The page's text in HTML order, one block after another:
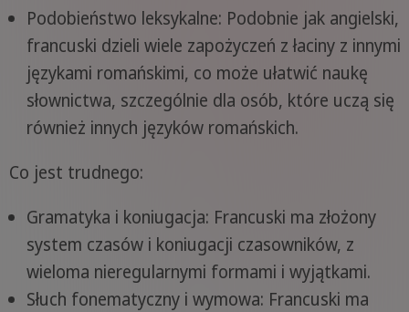
Podobieństwo leksykalne: Podobnie jak angielski,
francuski dzieli wiele zapożyczeń z łaciny z innymi
językami romańskimi, co może ułatwić naukę
słownictwa, szczególnie dla osób, które uczą się
również innych języków romańskich.
Co jest trudnego:
Gramatyka i koniugacja: Francuski ma złożony
system czasów i koniugacji czasowników, z
wieloma nieregularnymi formami i wyjątkami.
Słuch fonematyczny i wymowa: Francuski ma